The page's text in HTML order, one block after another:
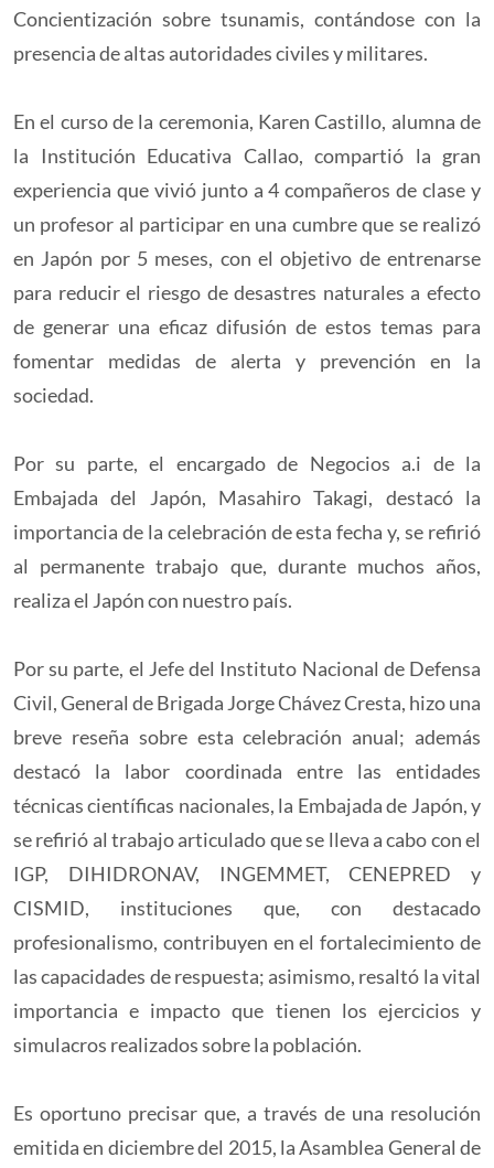
Concientización sobre tsunamis, contándose con la
presencia de altas autoridades civiles y militares.
En el curso de la ceremonia, Karen Castillo, alumna de
la Institución Educativa Callao, compartió la gran
experiencia que vivió junto a 4 compañeros de clase y
un profesor al participar en una cumbre que se realizó
en Japón por 5 meses, con el objetivo de entrenarse
para reducir el riesgo de desastres naturales a efecto
de generar una eficaz difusión de estos temas para
fomentar medidas de alerta y prevención en la
sociedad.
Por su parte, el encargado de Negocios a.i de la
Embajada del Japón, Masahiro Takagi, destacó la
importancia de la celebración de esta fecha y, se refirió
al permanente trabajo que, durante muchos años,
realiza el Japón con nuestro país.
Por su parte, el Jefe del Instituto Nacional de Defensa
Civil, General de Brigada Jorge Chávez Cresta, hizo una
breve reseña sobre esta celebración anual; además
destacó la labor coordinada entre las entidades
técnicas científicas nacionales, la Embajada de Japón, y
se refirió al trabajo articulado que se lleva a cabo con el
IGP, DIHIDRONAV, INGEMMET, CENEPRED y
CISMID, instituciones que, con destacado
profesionalismo, contribuyen en el fortalecimiento de
las capacidades de respuesta; asimismo, resaltó la vital
importancia e impacto que tienen los ejercicios y
simulacros realizados sobre la población.
Es oportuno precisar que, a través de una resolución
emitida en diciembre del 2015, la Asamblea General de